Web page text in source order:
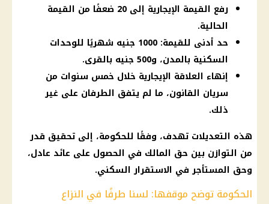
رفع القيمة الإيجارية إلى 20 ضعفًا من القيمة
الحالية.
حد أدنى للقيمة: 1000 جنيه شهريًا للوحدات
السكنية بالمدن، و500 جنيه بالقرى.
إنهاء العلاقة الإيجارية خلال خمس سنوات من
سريان القانون، ما لم يتفق الطرفان على غير
ذلك.
هذه التعديلات تهدف، وفقًا للحكومة، إلى تحقيق قدر
من التوازن بين حق المالك في الحصول على عائد عادل،
وحق المستأجر في الاستقرار السكني.
الحكومة توضح موقفها: لسنا طرفًا في النزاع